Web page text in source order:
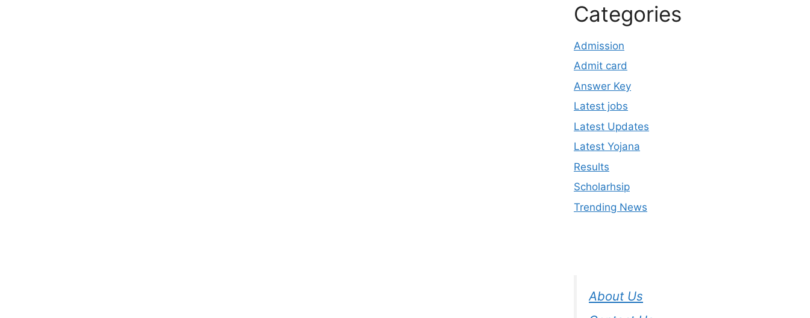
Categories
Admission
Admit card
Answer Key
Latest jobs
Latest Updates
Latest Yojana
Results
Scholarhsip
Trending News
About Us